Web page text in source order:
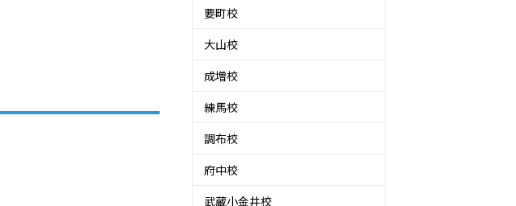
要町校
大山校
成増校
練馬校
調布校
府中校
武蔵小金井校